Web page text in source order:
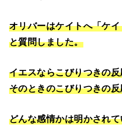
オリバーはケイトへ「ケ
と質問しました。
イエスならこびりつきの
そのときのこびりつきの
どんな感情かは明かされ